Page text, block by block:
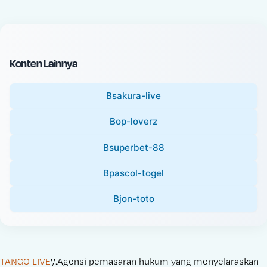
c
e
Konten Lainnya
Bsakura-live
Bop-loverz
Bsuperbet-88
Bpascol-togel
Bjon-toto
TANGO LIVE','.Agensi pemasaran hukum yang menyelaraskan